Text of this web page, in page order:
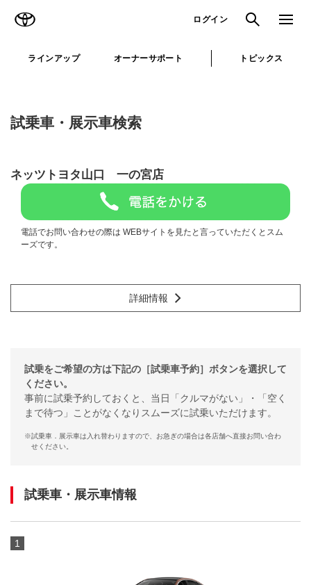
ログイン 検索 メニュ
ラインアップ オーナーサポート トピックス
試乗車・展示車検索
ネッツトヨタ山口 一の宮店
電話でお問い合わせの際は WEBサイトを見たと言っていただくとスム
ーズです。
詳細情報
試乗をご希望の方は下記の［試乗車予約］ボタンを選択して
ください。
事前に試乗予約しておくと、当日「クルマがない」・「空く
まで待つ」ことがなくなりスムーズに試乗いただけます。
※試乗車．展示車は入れ替わりますので、お急ぎの場合は各店舗へ直接お問い合わ
せください。
試乗車・展示車情報
1